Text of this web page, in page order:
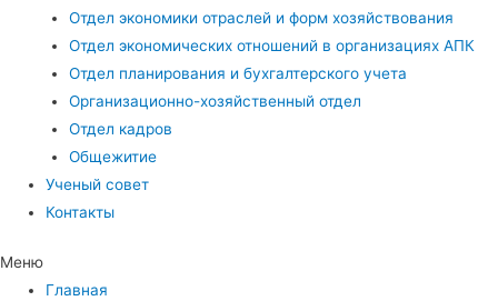
Отдел экономики отраслей и форм хозяйствования
Отдел экономических отношений в организациях АПК
Отдел планирования и бухгалтерского учета
Организационно-хозяйственный отдел
Отдел кадров
Общежитие
Ученый совет
Контакты
Меню
Главная